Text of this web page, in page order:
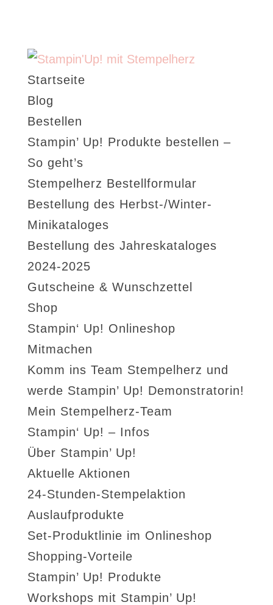
Startseite
Blog
Bestellen
Stampin’ Up! Produkte bestellen –
So geht’s
Stempelherz Bestellformular
Bestellung des Herbst-/Winter-
Minikataloges
Bestellung des Jahreskataloges
2024-2025
Gutscheine & Wunschzettel
Shop
Stampin‘ Up! Onlineshop
Mitmachen
Komm ins Team Stempelherz und
werde Stampin’ Up! Demonstratorin!
Mein Stempelherz-Team
Stampin‘ Up! – Infos
Über Stampin’ Up!
Aktuelle Aktionen
24-Stunden-Stempelaktion
Auslaufprodukte
Set-Produktlinie im Onlineshop
Shopping-Vorteile
Stampin’ Up! Produkte
Workshops mit Stampin’ Up!